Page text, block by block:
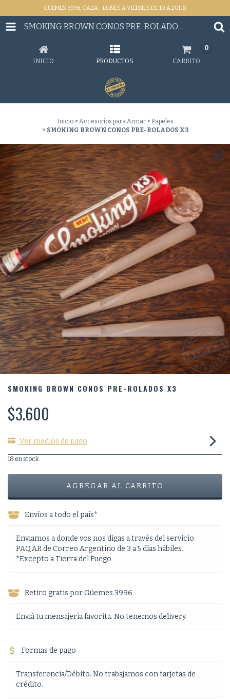
GÜEMES 3996, CABA - LUNES A VIERNES DE 10 A 20HS
SMOKING BROWN CONOS PRE-ROLADOS X3
INICIO PRODUCTOS CARRITO
0
Inicio > Accesorios para Armar > Papeles
> SMOKING BROWN CONOS PRE-ROLADOS X3
SMOKING BROWN CONOS PRE-ROLADOS X3
$3.600
Ver medios de pago
18 en stock
Envíos a todo el país*
Enviamos a donde vos nos digas a través del servicio
PAQ.AR de Correo Argentino de 3 a 5 días hábiles.
*Excepto a Tierra del Fuego
Retiro gratis por Güemes 3996
Enviá tu mensajería favorita. No tenemos delivery.
Formas de pago
Transferencia/Débito. No trabajamos con tarjetas de
crédito.